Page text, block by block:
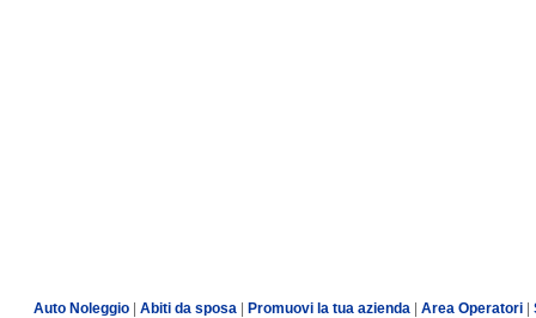
Auto Noleggio Abiti da sposa Promuovi la tua azienda Area Operatori